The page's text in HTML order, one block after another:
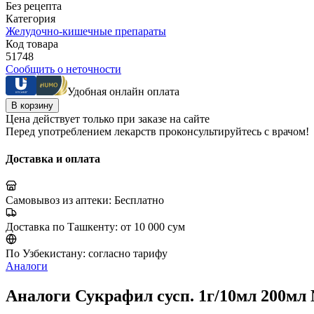
Без рецепта
Категория
Желудочно-кишечные препараты
Код товара
51748
Сообщить о неточности
Удобная онлайн оплата
В корзину
Цена действует только при заказе на сайте
Перед употреблением лекарств проконсультируйтесь с врачом!
Доставка и оплата
Самовывоз из аптеки: Бесплатно
Доставка по Ташкенту: от 10 000 сум
По Узбекистану: согласно тарифу
Аналоги
Аналоги Сукрафил сусп. 1г/10мл